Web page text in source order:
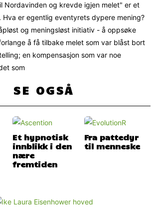
Nordavinden og krevde igjen melet" er et
Hva er egentlig eventyrets dypere mening?
og meningsløst initiativ - å oppsøke
å få tilbake melet som var blåst bort
en kompensasjon som var noe
som
SE OGSÅ
Et hypnotisk
innblikk i den
nære
fremtiden
Fra pattedyr
til menneske